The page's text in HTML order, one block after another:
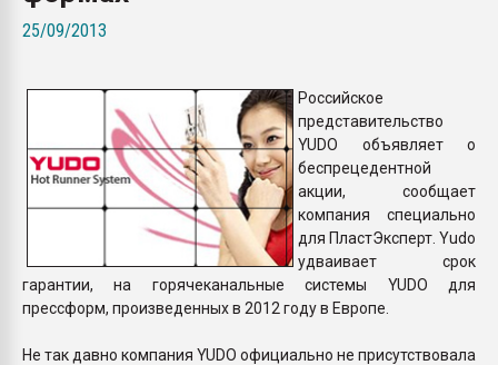
25/09/2013
Российское
представительство
YUDO объявляет о
беспрецедентной
акции, сообщает
компания специально
для ПластЭксперт. Yudo
удваивает срок
гарантии, на горячеканальные системы YUDO для
прессформ, произведенных в 2012 году в Европе.
Не так давно компания YUDO официально не присутствовала